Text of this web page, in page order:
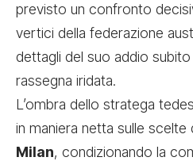
previsto un confronto
vertici della federazione
dettagli del suo addio
rassegna iridata.
L’ombra dello stratega
in maniera netta sulle scelte
Milan, condizionando la